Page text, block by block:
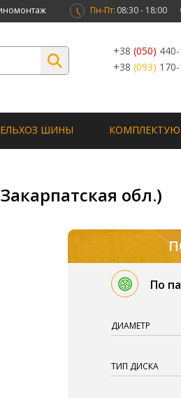
Пн-Пт: 08:30 - 18:00
+38 (050)
+38 (093)
ШИНЫ
обл.)
По
ДИАМЕТР
ТИП ДИСКА